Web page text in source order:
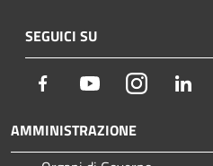
SEGUICI SU
Facebook YoutubeInstagram
AMMINISTRAZIONE